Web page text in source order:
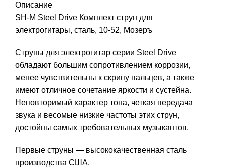
Описание
SH-M Steel Drive Комплект струн для
электрогитары, сталь, 10-52, Мозеръ
Струны для электрогитар серии Steel Drive
обладают большим сопротивлением коррозии,
менее чувствительны к скрипу пальцев, а также
имеют отличное сочетание яркости и сустейна.
Неповторимый характер тона, четкая передача
звука и весомые низкие частоты этих струн,
достойны самых требовательных музыкантов.
Первые струны — высококачественная сталь
производства США.